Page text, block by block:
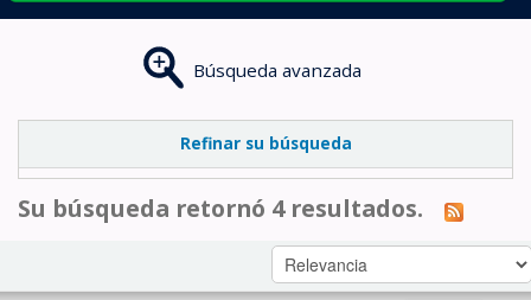
Búsqueda avanzada
Refinar su búsqueda
Su búsqueda retornó 4 resultados.